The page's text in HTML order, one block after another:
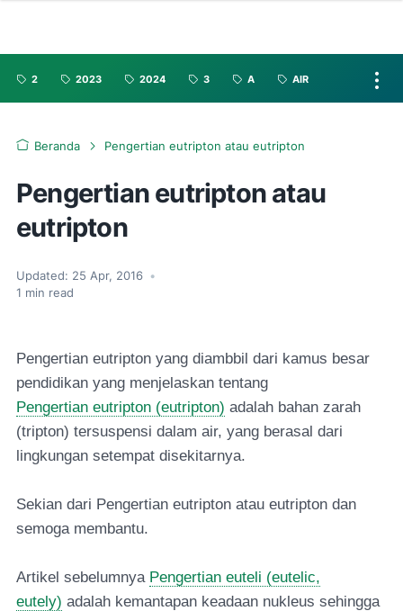
2 2023 2024 3 A AIR
Beranda Pengertian eutripton atau eutripton
Pengertian eutripton atau
eutripton
Updated: 25 Apr, 2016 •
1 min read
Pengertian eutripton yang diambbil dari kamus besar
pendidikan yang menjelaskan tentang
Pengertian eutripton (eutripton) adalah bahan zarah
(tripton) tersuspensi dalam air, yang berasal dari
lingkungan setempat disekitarnya.
Sekian dari Pengertian eutripton atau eutripton dan
semoga membantu.
Artikel sebelumnya Pengertian euteli (eutelic,
eutely) adalah kemantapan keadaan nukleus sehingga